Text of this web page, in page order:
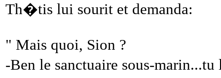
Th�tis lui sourit et demanda:
" Mais quoi, Sion ?
-Ben le sanctuaire sous-